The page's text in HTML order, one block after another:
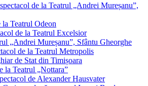
de la Teatrul „Andrei Mureșanu”,
Teatrul Odeon
de la Teatrul Excelsior
„Andrei Mureșanu”, Sfântu Gheorghe
de la Teatrul Metropolis
de Stat din Timișoara
la Teatrul „Nottara”
de Alexander Hausvater